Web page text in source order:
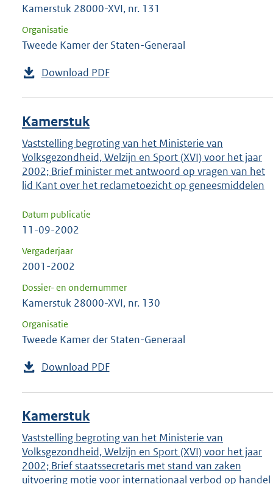
Kamerstuk 28000-XVI, nr. 131
Organisatie
Tweede Kamer der Staten-Generaal
Download PDF
Kamerstuk
Vaststelling begroting van het Ministerie van
Volksgezondheid, Welzijn en Sport (XVI) voor het jaar
2002; Brief minister met antwoord op vragen van het
lid Kant over het reclametoezicht op geneesmiddelen
Datum publicatie
11-09-2002
Vergaderjaar
2001-2002
Dossier- en ondernummer
Kamerstuk 28000-XVI, nr. 130
Organisatie
Tweede Kamer der Staten-Generaal
Download PDF
Kamerstuk
Vaststelling begroting van het Ministerie van
Volksgezondheid, Welzijn en Sport (XVI) voor het jaar
2002; Brief staatssecretaris met stand van zaken
uitvoering motie voor internationaal verbod op handel